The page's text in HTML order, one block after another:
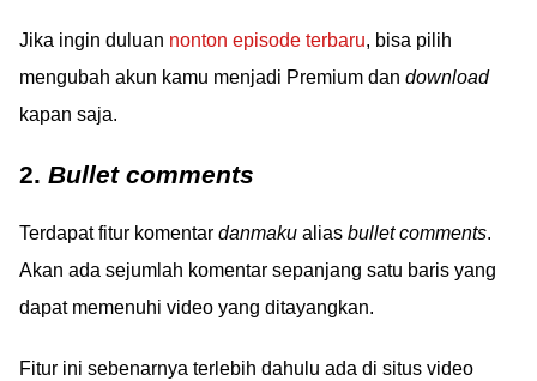
Jika ingin duluan nonton episode terbaru, bisa pilih
mengubah akun kamu menjadi Premium dan download
kapan saja.
2. Bullet comments
Terdapat fitur komentar danmaku alias bullet comments.
Akan ada sejumlah komentar sepanjang satu baris yang
dapat memenuhi video yang ditayangkan.
Fitur ini sebenarnya terlebih dahulu ada di situs video